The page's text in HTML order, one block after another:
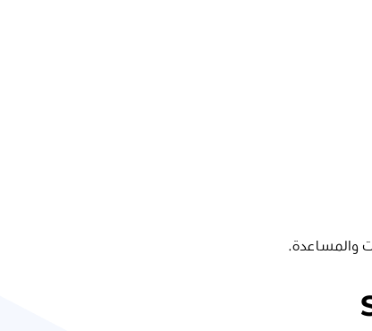
والمساعدة.